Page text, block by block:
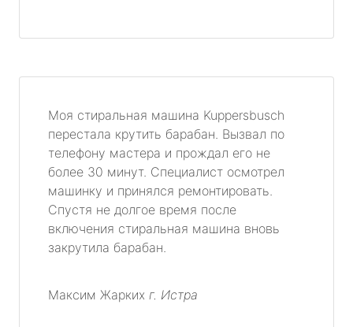
Моя стиральная машина Kuppersbusch
перестала крутить барабан. Вызвал по
телефону мастера и прождал его не
более 30 минут. Специалист осмотрел
машинку и принялся ремонтировать.
Спустя не долгое время после
включения стиральная машина вновь
закрутила барабан.
Максим Жарких г. Истра